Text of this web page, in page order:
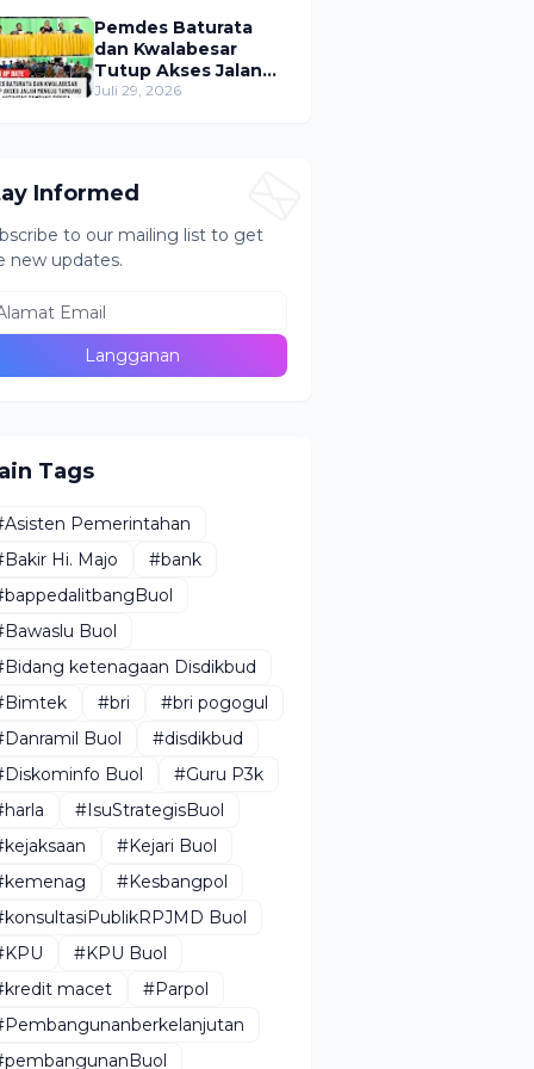
Lokasi Tak Resmi
Pemdes Baturata
dan Kwalabesar
Tutup Akses Jalan
Menuju PETI Bugu,
Juli 29, 2026
Informed
to our mailing list to get
new updates.
Tags
Pemerintahan
Hi. Majo
#bank
Buol
ketenagaan Disdikbud
#bri
#bri pogogul
Buol
#disdikbud
Buol
#Guru P3k
#IsuStrategisBuol
#Kejari Buol
#Kesbangpol
Buol
#KPU Buol
macet
#Parpol